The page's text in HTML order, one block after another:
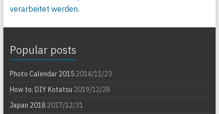
verarbeitet werden.
Popular posts
Photo Calendar 20152014/11/23
How to: DIY Kotatsu 2019/12/28
Japan 20182017/12/31